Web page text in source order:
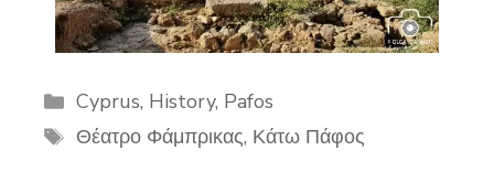
Categories
Cyprus, History, Pafos
Tags
Θέατρο Φάμπρικας, Κάτω Πάφος